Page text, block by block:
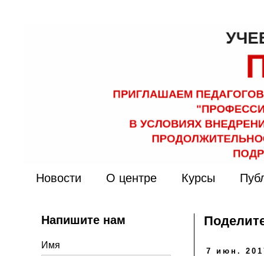
Новости О центре Курсы
7 июн.
Напишите нам
Имя